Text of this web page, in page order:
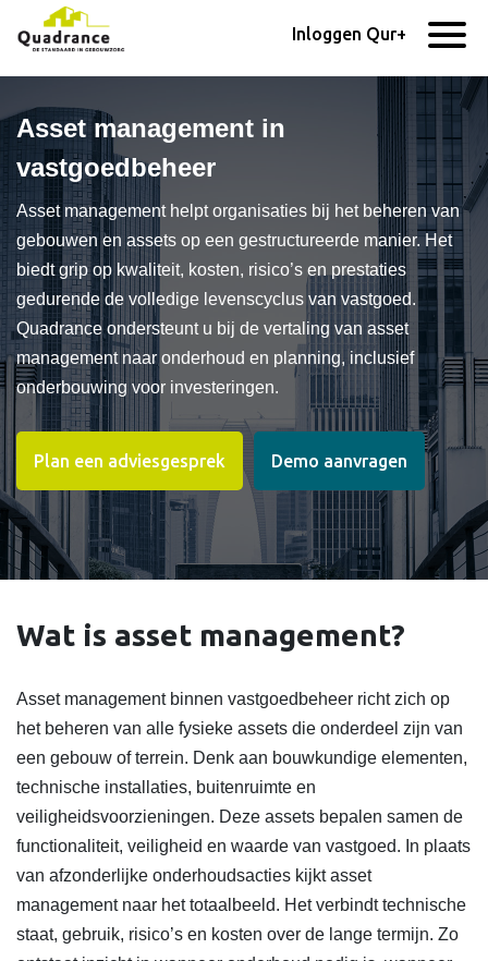
Inloggen Qur+
Asset management in
vastgoedbeheer
Asset management helpt organisaties bij het beheren van
gebouwen en assets op een gestructureerde manier. Het
biedt grip op kwaliteit, kosten, risico’s en prestaties
gedurende de volledige levenscyclus van vastgoed.
Quadrance ondersteunt u bij de vertaling van asset
management naar onderhoud en planning, inclusief
onderbouwing voor investeringen.
Plan een adviesgesprek Demo aanvragen
Wat is asset management?
Asset management binnen vastgoedbeheer richt zich op
het beheren van alle fysieke assets die onderdeel zijn van
een gebouw of terrein. Denk aan bouwkundige elementen,
technische installaties, buitenruimte en
veiligheidsvoorzieningen. Deze assets bepalen samen de
functionaliteit, veiligheid en waarde van vastgoed. In plaats
van afzonderlijke onderhoudsacties kijkt asset
management naar het totaalbeeld. Het verbindt technische
staat, gebruik, risico’s en kosten over de lange termijn. Zo